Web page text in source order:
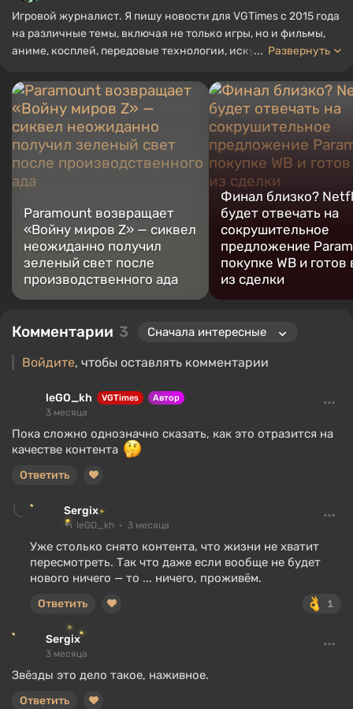
Игровой журналист. Я пишу новости для VGTimes с 2015 года
на различные темы, включая не только игры, но и фильмы,
аниме, косплей, передовые технологии, искусственный
нескольких обзоров, топов, компиляций и других статей,
связанных с видеоиграми. Я собираю различные игровые
сувениры, включая фигурки, постеры, старые консоли и
многое другое. У меня есть живой интерес к ретро-играм. Я
играю с начала 2000-х на PC и консолях.
... Развернуть
Paramount возвращает
«Войну миров Z» — сиквел
неожиданно получил
зеленый свет после
производственного ада
Финал близко?
будет отвечать на
сокрушительное
предложение
покупке WB и готов
из сделки
Комментарии 3
Войдите, чтобы оставлять комментарии
leGO_kh VGTimes Автор
3 месяца
Пока сложно однозначно сказать, как это отразится на
качестве контента
Ответить
Sergix
leGO_kh 3 месяца
Уже столько снято контента, что жизни не хватит
пересмотреть. Так что даже если вообще не будет
нового ничего — то ... ничего, проживём.
1
Ответить
Sergix
3 месяца
Звёзды это дело такое, наживное.
Ответить